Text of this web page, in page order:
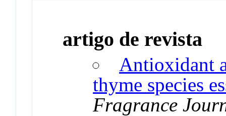
artigo de revista
Antioxidant
thyme species
Fragrance